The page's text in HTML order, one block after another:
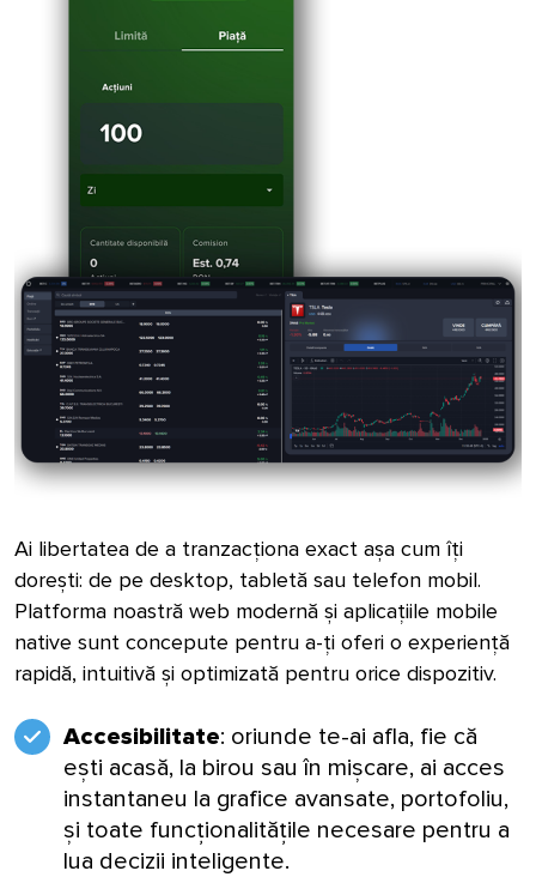
Ai libertatea de a tranzacționa exact așa cum îți
dorești: de pe desktop, tabletă sau telefon mobil.
Platforma noastră web modernă și aplicațiile mobile
native sunt concepute pentru a-ți oferi o experiență
rapidă, intuitivă și optimizată pentru orice dispozitiv.
Accesibilitate: oriunde te-ai afla, fie că
ești acasă, la birou sau în mișcare, ai acces
instantaneu la grafice avansate, portofoliu,
și toate funcționalitățile necesare pentru a
lua decizii inteligente.